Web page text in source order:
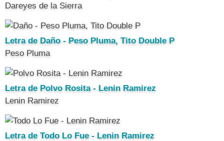
Dareyes de la Sierra
Letra de Daño - Peso Pluma, Tito Double P
Peso Pluma
Letra de Polvo Rosita - Lenin Ramirez
Lenin Ramirez
Letra de Todo Lo Fue - Lenin Ramirez